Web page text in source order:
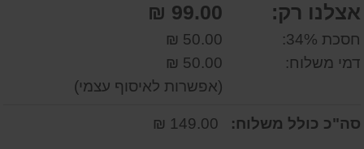
אצלנו רק: 99.00 ₪
חסכת 34%:
50.00 ₪
דמי משלוח:
50.00 ₪
(אפשרות לאיסוף עצמי)
סה"כ כולל משלוח: